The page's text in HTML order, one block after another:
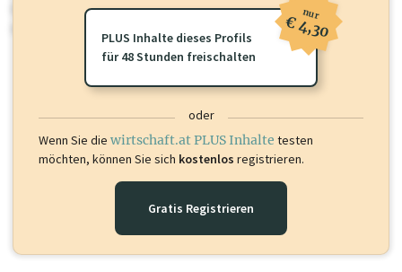
Sie momentan nicht einsehen können. Schalten Sie dieses Profil frei
oder loggen Sie sich ein um diese Inhalte zu sehen.
PLUS Inhalte dieses Profils
für 48 Stunden freischalten
nur
€ 4,30
oder
Wenn Sie die wirtschaft.at PLUS Inhalte testen
möchten, können Sie sich kostenlos registrieren.
Gratis Registrieren